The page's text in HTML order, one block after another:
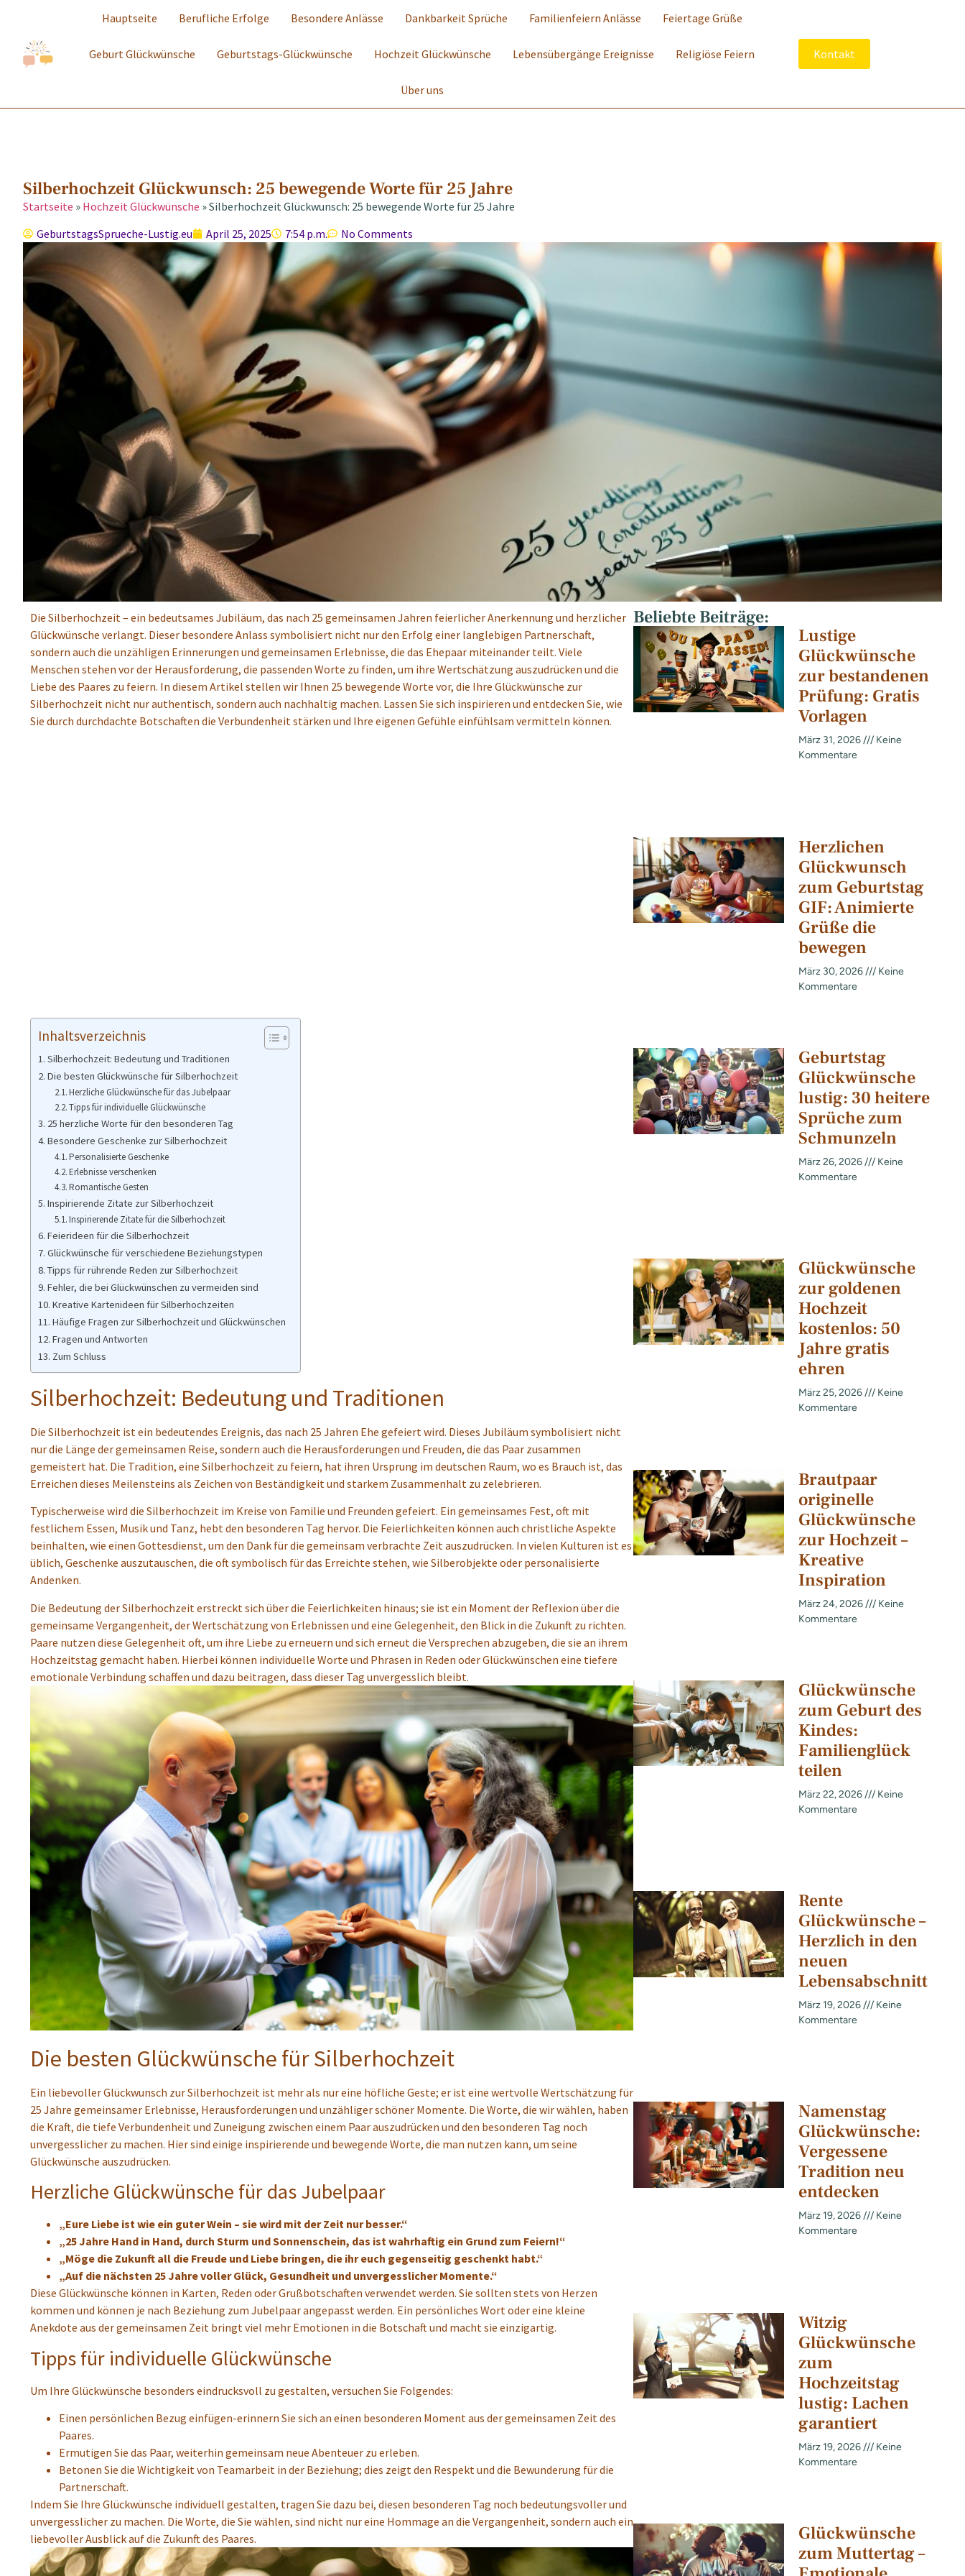
Hauptseite Berufliche Erfolge Besondere Anlässe Dankbarkeit Sprüche Familienfeiern Anlässe Feiertage Grüße
Geburt Glückwünsche Geburtstags-Glückwünsche Hochzeit Glückwünsche Lebensübergänge Ereignisse Religiöse Feiern
Über uns
Kontakt
Silberhochzeit Glückwunsch: 25 bewegende Worte für 25 Jahre
Startseite » Hochzeit Glückwünsche »Silberhochzeit Glückwunsch: 25 bewegende Worte für 25 Jahre
GeburtstagsSprueche-Lustig.eu
April 25, 2025 7:54 p.m. No Comments
Die Silberhochzeit – ein bedeutsames Jubiläum, das nach 25 gemeinsamen Jahren feierlicher Anerkennung und herzlicher
Glückwünsche verlangt. Dieser besondere Anlass symbolisiert nicht nur den Erfolg einer langlebigen Partnerschaft,
sondern auch die unzähligen Erinnerungen und gemeinsamen Erlebnisse, die das Ehepaar miteinander teilt. Viele
Menschen stehen vor der Herausforderung, die passenden Worte zu finden, um ihre Wertschätzung auszudrücken und die
Liebe des Paares zu feiern. In diesem Artikel stellen wir Ihnen 25 bewegende Worte vor, die Ihre Glückwünsche zur
Silberhochzeit nicht nur authentisch, sondern auch nachhaltig machen. Lassen Sie sich inspirieren und entdecken Sie, wie
Sie durch durchdachte Botschaften die Verbundenheit stärken und Ihre eigenen Gefühle einfühlsam vermitteln können.
Inhaltsverzeichnis
Silberhochzeit: Bedeutung und Traditionen
Die besten Glückwünsche für Silberhochzeit
Herzliche Glückwünsche für das Jubelpaar
Tipps für individuelle Glückwünsche
25 herzliche Worte für den besonderen Tag
Besondere Geschenke zur Silberhochzeit
Personalisierte Geschenke
Erlebnisse verschenken
Romantische Gesten
Inspirierende Zitate zur Silberhochzeit
Inspirierende Zitate für die Silberhochzeit
Feierideen für die Silberhochzeit
Glückwünsche für verschiedene Beziehungstypen
Tipps für rührende Reden zur Silberhochzeit
Fehler, die bei Glückwünschen zu vermeiden sind
Kreative Kartenideen für Silberhochzeiten
Häufige Fragen zur Silberhochzeit und Glückwünschen
Fragen und Antworten
Zum Schluss
Silberhochzeit: Bedeutung und Traditionen
Die Silberhochzeit ist ein bedeutendes Ereignis, das nach 25 Jahren Ehe gefeiert wird. Dieses Jubiläum symbolisiert nicht
nur die Länge der gemeinsamen Reise, sondern auch die Herausforderungen und Freuden, die das Paar zusammen
gemeistert hat. Die Tradition, eine Silberhochzeit zu feiern, hat ihren Ursprung im deutschen Raum, wo es Brauch ist, das
Erreichen dieses Meilensteins als Zeichen von Beständigkeit und starkem Zusammenhalt zu zelebrieren.
Typischerweise wird die Silberhochzeit im Kreise von Familie und Freunden gefeiert. Ein gemeinsames Fest, oft mit
festlichem Essen, Musik und Tanz, hebt den besonderen Tag hervor. Die Feierlichkeiten können auch christliche Aspekte
beinhalten, wie einen Gottesdienst, um den Dank für die gemeinsam verbrachte Zeit auszudrücken. In vielen Kulturen ist es
üblich, Geschenke auszutauschen, die oft symbolisch für das Erreichte stehen, wie Silberobjekte oder personalisierte
Andenken.
Die Bedeutung der Silberhochzeit erstreckt sich über die Feierlichkeiten hinaus; sie ist ein Moment der Reflexion über die
gemeinsame Vergangenheit, der Wertschätzung von Erlebnissen und eine Gelegenheit, den Blick in die Zukunft zu richten.
Paare nutzen diese Gelegenheit oft, um ihre Liebe zu erneuern und sich erneut die Versprechen abzugeben, die sie an ihrem
Hochzeitstag gemacht haben. Hierbei können individuelle Worte und Phrasen in Reden oder Glückwünschen eine tiefere
emotionale Verbindung schaffen und dazu beitragen, dass dieser Tag unvergesslich bleibt.
Die besten Glückwünsche für Silberhochzeit
Ein liebevoller Glückwunsch zur Silberhochzeit ist mehr als nur eine höfliche Geste; er ist eine wertvolle Wertschätzung für
25 Jahre gemeinsamer Erlebnisse, Herausforderungen und unzähliger schöner Momente. Die Worte, die wir wählen, haben
die Kraft, die tiefe Verbundenheit und Zuneigung zwischen einem Paar auszudrücken und den besonderen Tag noch
unvergesslicher zu machen. Hier sind einige inspirierende und bewegende Worte, die man nutzen kann, um seine
Glückwünsche auszudrücken.
Herzliche Glückwünsche für das Jubelpaar
„Eure Liebe ist wie ein guter Wein – sie wird mit der Zeit nur besser.“
„25 Jahre Hand in Hand, durch Sturm und Sonnenschein, das ist wahrhaftig ein Grund zum Feiern!“
„Möge die Zukunft all die Freude und Liebe bringen, die ihr euch gegenseitig geschenkt habt.“
„Auf die nächsten 25 Jahre voller Glück, Gesundheit und unvergesslicher Momente.“
Diese Glückwünsche können in Karten, Reden oder Grußbotschaften verwendet werden. Sie sollten stets von Herzen
kommen und können je nach Beziehung zum Jubelpaar angepasst werden. Ein persönliches Wort oder eine kleine
Anekdote aus der gemeinsamen Zeit bringt viel mehr Emotionen in die Botschaft und macht sie einzigartig.
Tipps für individuelle Glückwünsche
Um Ihre Glückwünsche besonders eindrucksvoll zu gestalten, versuchen Sie Folgendes:
Einen persönlichen Bezug einfügen-erinnern Sie sich an einen besonderen Moment aus der gemeinsamen Zeit des
Paares.
Ermutigen Sie das Paar, weiterhin gemeinsam neue Abenteuer zu erleben.
Betonen Sie die Wichtigkeit von Teamarbeit in der Beziehung; dies zeigt den Respekt und die Bewunderung für die
Partnerschaft.
Indem Sie Ihre Glückwünsche individuell gestalten, tragen Sie dazu bei, diesen besonderen Tag noch bedeutungsvoller und
unvergesslicher zu machen. Die Worte, die Sie wählen, sind nicht nur eine Hommage an die Vergangenheit, sondern auch ein
liebevoller Ausblick auf die Zukunft des Paares.
Beliebte Beiträge:
Lustige
Glückwünsche
zur bestandenen
Prüfung: Gratis
Vorlagen
März 31, 2026
Keine
Kommentare
Herzlichen
Glückwunsch
zum Geburtstag
GIF: Animierte
Grüße die
bewegen
März 30, 2026
Keine
Kommentare
Geburtstag
Glückwünsche
lustig: 30 heitere
Sprüche zum
Schmunzeln
März 26, 2026
Keine
Kommentare
Glückwünsche
zur goldenen
Hochzeit
kostenlos: 50
Jahre gratis
ehren
März 25, 2026
Keine
Kommentare
Brautpaar
originelle
Glückwünsche
zur Hochzeit –
Kreative
Inspiration
März 24, 2026
Keine
Kommentare
Glückwünsche
zum Geburt des
Kindes:
Familienglück
teilen
März 22, 2026
Keine
Kommentare
Rente
Glückwünsche –
Herzlich in den
neuen
Lebensabschnitt
März 19, 2026
Keine
Kommentare
Namenstag
Glückwünsche:
Vergessene
Tradition neu
entdecken
März 19, 2026
Keine
Kommentare
Witzig
Glückwünsche
zum
Hochzeitstag
lustig: Lachen
garantiert
März 19, 2026
Keine
Kommentare
Glückwünsche
zum Muttertag –